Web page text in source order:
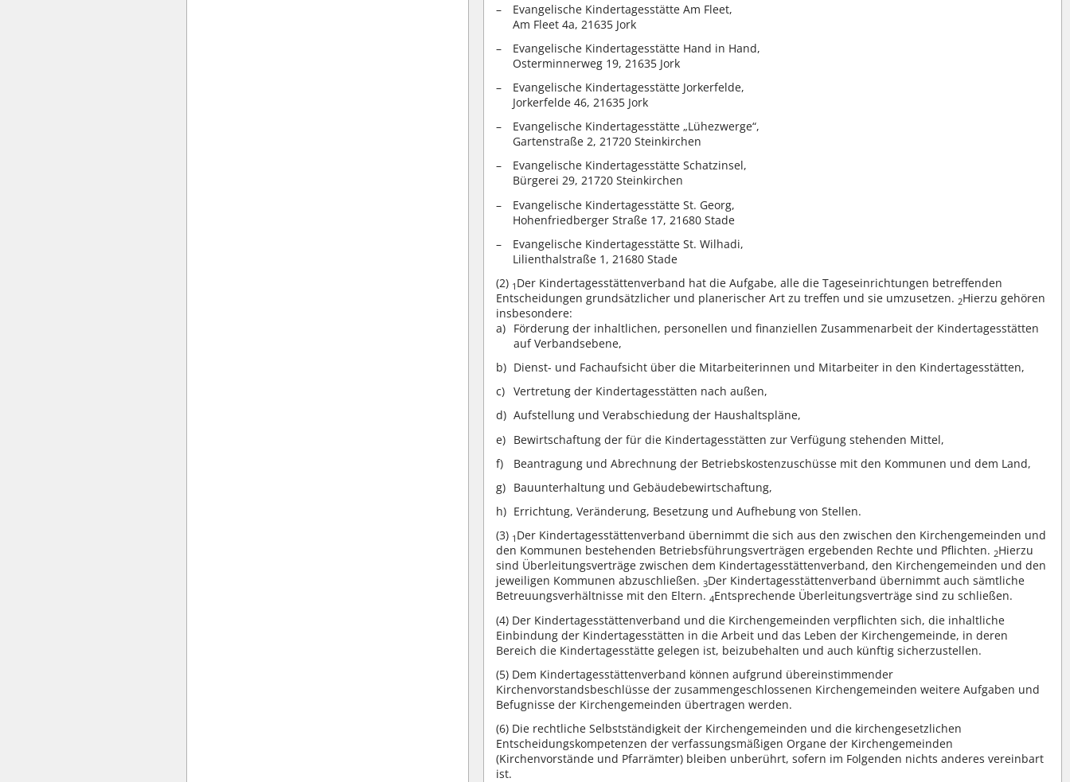
Evangelische Kindertagesstätte Am Fleet,
Am Fleet 4a, 21635 Jork
Evangelische Kindertagesstätte Hand in Hand,
Osterminnerweg 19, 21635 Jork
Evangelische Kindertagesstätte Jorkerfelde,
Jorkerfelde 46, 21635 Jork
Evangelische Kindertagesstätte „Lühezwerge“,
Gartenstraße 2, 21720 Steinkirchen
Evangelische Kindertagesstätte Schatzinsel,
Bürgerei 29, 21720 Steinkirchen
Evangelische Kindertagesstätte St. Georg,
Hohenfriedberger Straße 17, 21680 Stade
Evangelische Kindertagesstätte St. Wilhadi,
Lilienthalstraße 1, 21680 Stade
(2) 1 Der Kindertagesstättenverband hat die Aufgabe, alle die Tageseinrichtungen betreffenden
Entscheidungen grundsätzlicher und planerischer Art zu treffen und sie umzusetzen. 2Hierzu gehören
insbesondere:
Förderung der inhaltlichen, personellen und finanziellen Zusammenarbeit der Kindertagesstätten
auf Verbandsebene,
Dienst- und Fachaufsicht über die Mitarbeiterinnen und Mitarbeiter in den Kindertagesstätten,
Vertretung der Kindertagesstätten nach außen,
Aufstellung und Verabschiedung der Haushaltspläne,
Bewirtschaftung der für die Kindertagesstätten zur Verfügung stehenden Mittel,
Beantragung und Abrechnung der Betriebskostenzuschüsse mit den Kommunen und dem Land,
Bauunterhaltung und Gebäudebewirtschaftung,
Errichtung, Veränderung, Besetzung und Aufhebung von Stellen.
(3) 1 Der Kindertagesstättenverband übernimmt die sich aus den zwischen den Kirchengemeinden und
den Kommunen bestehenden Betriebsführungsverträgen ergebenden Rechte und Pflichten. 2Hierzu
sind Überleitungsverträge zwischen dem Kindertagesstättenverband, den Kirchengemeinden und den
jeweiligen Kommunen abzuschließen.3Der Kindertagesstättenverband übernimmt auch sämtliche
Betreuungsverhältnisse mit den Eltern.4Entsprechende Überleitungsverträge sind zu schließen.
(4) Der Kindertagesstättenverband und die Kirchengemeinden verpflichten sich, die inhaltliche
Einbindung der Kindertagesstätten in die Arbeit und das Leben der Kirchengemeinde, in deren
Bereich die Kindertagesstätte gelegen ist, beizubehalten und auch künftig sicherzustellen.
(5) Dem Kindertagesstättenverband können aufgrund übereinstimmender
Kirchenvorstandsbeschlüsse der zusammengeschlossenen Kirchengemeinden weitere Aufgaben und
Befugnisse der Kirchengemeinden übertragen werden.
(6) Die rechtliche Selbstständigkeit der Kirchengemeinden und die kirchengesetzlichen
Entscheidungskompetenzen der verfassungsmäßigen Organe der Kirchengemeinden
(Kirchenvorstände und Pfarrämter) bleiben unberührt, sofern im Folgenden nichts anderes vereinbart
ist.